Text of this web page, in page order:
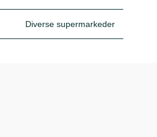
Diverse supermarkeder